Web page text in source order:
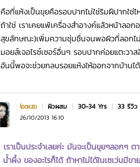
คือที่แห้งเป็นขุยคือรอบปากไม่ใช่ริมฝีปากใช่ไ
ถ้าใช่ เราเคยแพ้เครื่องสำอางค์แล้วหน้าล
สุขลักษณะ)เพิ่มความชุ่มชื่นจนพอผิวที่ลอกไ
มอยส์เจอไรซ์เซอร์อื่นๆ รอบปากค่อยแตะว
อันนี้พอจะช่วยกลบรอยแห้งให้ออกจากบ้านไ
looxzo | ผิวผสม | 30-34 Yrs | 33 รีวิว
26/10/2013 16:10
เราเป็นประจำเลยค่ะ มันจะเป็นขุยๆลอกๆ
น้ำผึ้ง ของอะไรก็ได้ ถ้าหาไม่ได้ในเซเว่นมีข